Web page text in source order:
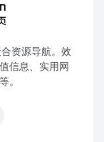
资源导航。效
信息、实用网
。